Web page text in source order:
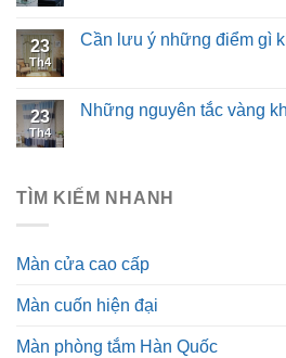
23
Th4
Cần lưu ý những điểm gì
23
Th4
Những nguyên tắc vàng
TÌM KIẾM NHANH
Màn cửa cao cấp
Màn cuốn hiện đại
Màn phòng tắm Hàn Quốc